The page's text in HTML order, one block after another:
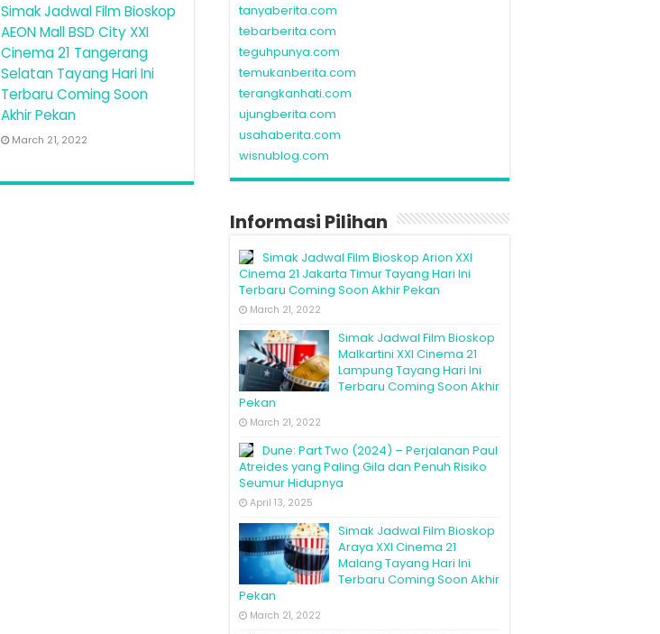
Simak Jadwal Film Bioskop
AEON Mall BSD City XXI
Cinema 21 Tangerang
Selatan Tayang Hari Ini
Terbaru Coming Soon
Akhir Pekan
March 21, 2022
tanyaberita.com
tebarberita.com
teguhpunya.com
temukanberita.com
terangkanhati.com
ujungberita.com
usahaberita.com
wisnublog.com
Informasi Pilihan
Simak Jadwal Film Bioskop Arion XXI
Cinema 21 Jakarta Timur Tayang Hari Ini
Terbaru Coming Soon Akhir Pekan
March 21, 2022
Simak Jadwal Film Bioskop
Malkartini XXI Cinema 21
Lampung Tayang Hari Ini
Terbaru Coming Soon Akhir
Pekan
March 21, 2022
Dune: Part Two (2024) – Perjalanan Paul
Atreides yang Paling Gila dan Penuh Risiko
Seumur Hidupnya
April 13, 2025
Simak Jadwal Film Bioskop
Araya XXI Cinema 21
Malang Tayang Hari Ini
Terbaru Coming Soon Akhir
Pekan
March 21, 2022